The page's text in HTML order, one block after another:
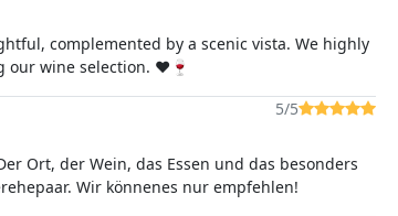
complemented by a scenic vista. We highly
our wine selection. ❤️🍷
5/5
Ort, der Wein, das Essen und das besonders
Wir könnenes nur empfehlen!